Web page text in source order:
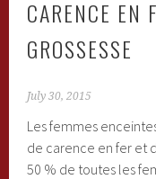
CARENCE EN
GROSSESSE
July 30, 2015
Les femmes
de carence en fer et
50 % de toutes les